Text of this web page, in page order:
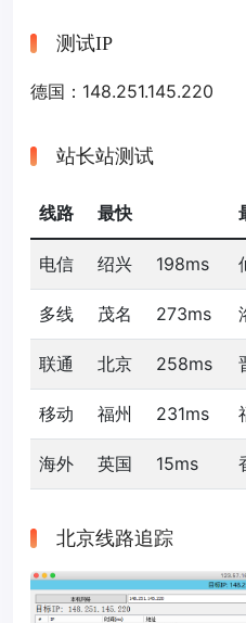
测试IP
德国：148.251.145.220
站长站测试
线路 最快
电信 绍兴 198ms
多线 茂名 273ms
联通 北京 258ms
移动 福州 231ms
海外 英国 15ms
北京线路追踪